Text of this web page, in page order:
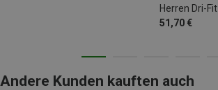
51,70 €
Andere Kunden kauften auch